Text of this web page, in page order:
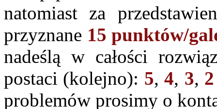
natomiast za
przyznane 15 punktów/
nadeślą w całości
postaci (kolejno): 5,4, 3, 2
problemów prosimy o